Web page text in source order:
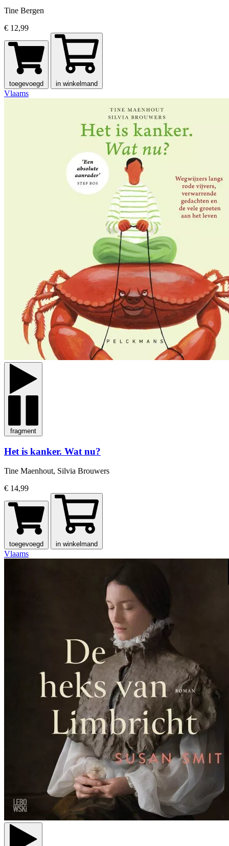
Tine Bergen
€ 12,99
toegevoegd in winkelmand
Vlaams
fragment
Het is kanker. Wat nu?
Tine Maenhout, Silvia Brouwers
€ 14,99
toegevoegd in winkelmand
Vlaams